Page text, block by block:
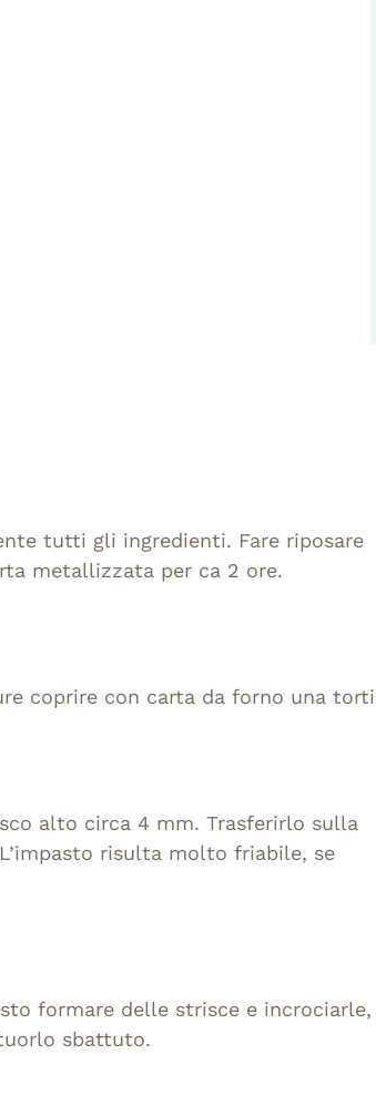
tutti gli ingredienti. Fare riposare
metallizzata per ca 2 ore.
coprire con carta da forno una
alto circa 4 mm. Trasferirlo sulla
risulta molto friabile, se
formare delle strisce e incrociarle,
sbattuto.